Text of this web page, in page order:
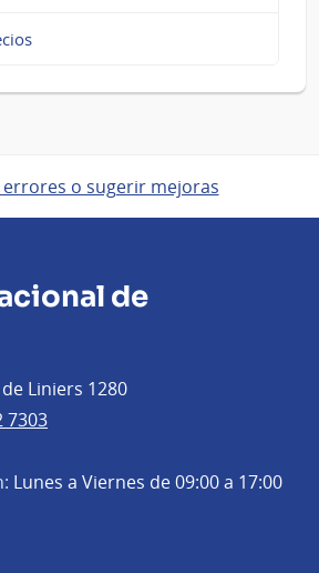
o sugerir mejoras
de
Liniers 1280
7303
Lunes a Viernes de 09:00 a 17:00